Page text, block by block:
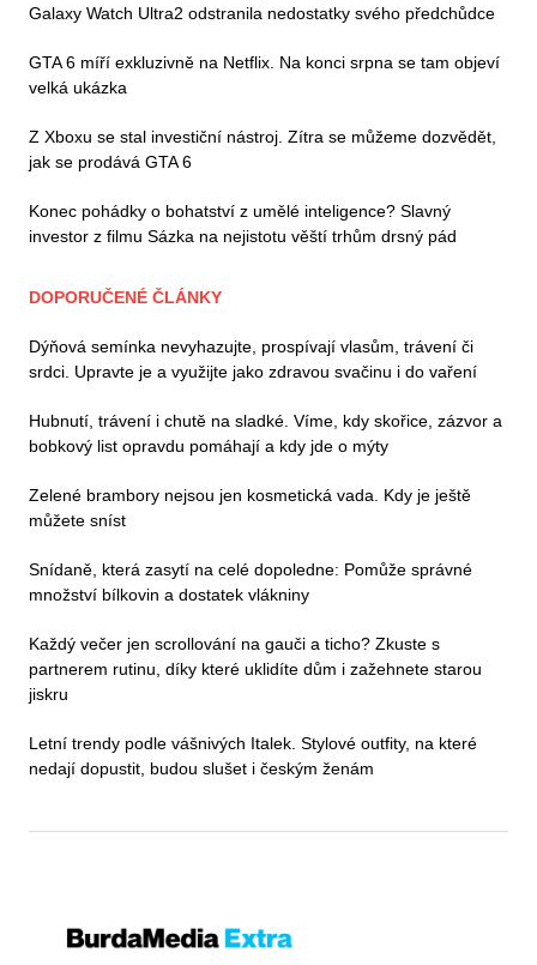
Galaxy Watch Ultra2 odstranila nedostatky svého předchůdce
GTA 6 míří exkluzivně na Netflix. Na konci srpna se tam objeví
velká ukázka
Z Xboxu se stal investiční nástroj. Zítra se můžeme dozvědět,
jak se prodává GTA 6
Konec pohádky o bohatství z umělé inteligence? Slavný
investor z filmu Sázka na nejistotu věští trhům drsný pád
DOPORUČENÉ ČLÁNKY
Dýňová semínka nevyhazujte, prospívají vlasům, trávení či
srdci. Upravte je a využijte jako zdravou svačinu i do vaření
Hubnutí, trávení i chutě na sladké. Víme, kdy skořice, zázvor a
bobkový list opravdu pomáhají a kdy jde o mýty
Zelené brambory nejsou jen kosmetická vada. Kdy je ještě
můžete sníst
Snídaně, která zasytí na celé dopoledne: Pomůže správné
množství bílkovin a dostatek vlákniny
Každý večer jen scrollování na gauči a ticho? Zkuste s
partnerem rutinu, díky které uklidíte dům i zažehnete starou
jiskru
Letní trendy podle vášnivých Italek. Stylové outfity, na které
nedají dopustit, budou slušet i českým ženám